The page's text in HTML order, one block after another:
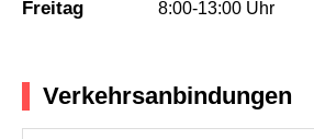
Freitag 8:00-13:00 Uhr
Verkehrsanbindungen